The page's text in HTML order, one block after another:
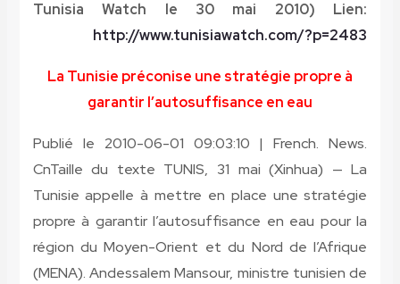
Tunisia Watch le 30 mai 2010) Lien:
http://www.tunisiawatch.com/?p=2483
La Tunisie préconise une stratégie propre à
garantir l’autosuffisance en eau
Publié le 2010-06-01 09:03:10 | French. News.
CnTaille du texte TUNIS, 31 mai (Xinhua) — La
Tunisie appelle à mettre en place une stratégie
propre à garantir l’autosuffisance en eau pour la
région du Moyen-Orient et du Nord de l’Afrique
(MENA). Andessalem Mansour, ministre tunisien de